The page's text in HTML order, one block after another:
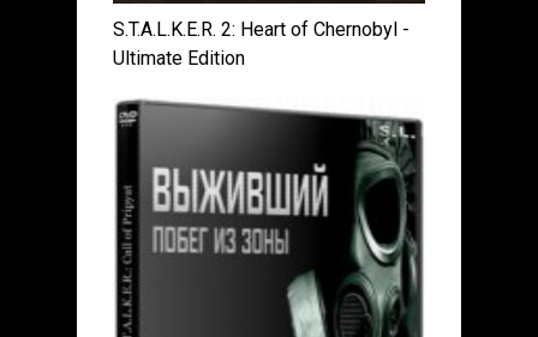
S.T.A.L.K.E.R. 2: Heart of Chernobyl -
Ultimate Edition